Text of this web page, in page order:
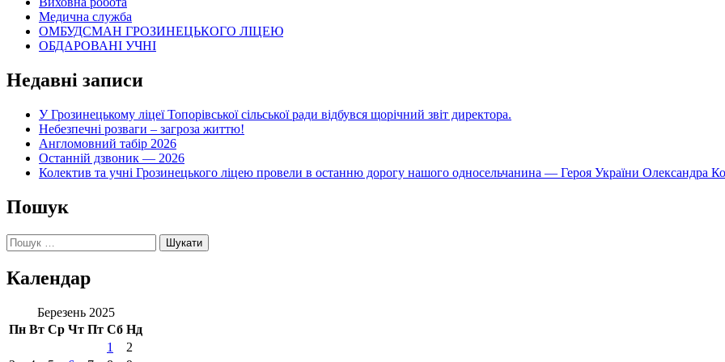
Медична служба
ОМБУДСМАН ГРОЗИНЕЦЬКОГО ЛІЦЕЮ
ОБДАРОВАНІ УЧНІ
Недавні записи
У Грозинецькому ліцеї Топорівської сільської ради відбувся щорічний звіт директора.
Небезпечні розваги – загроза життю!
Англомовний табір 2026
Останній дзвоник — 2026
Колектив та учні Грозинецького ліцею провели в останню дорогу нашого односельчанина — Героя України Олександра
Пошук
Пошук:
Календар
Березень 2025
Пн Вт Ср Чт Пт Сб Нд
1
2